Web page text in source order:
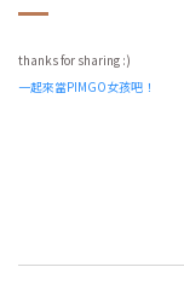
thanks for sharing :)
一起來當PIMGO女孩吧！